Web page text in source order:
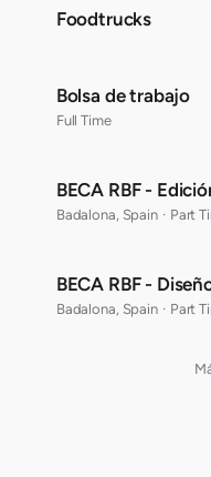
Foodtrucks
Bolsa de trabajo
Full Time
BECA RBF -
Badalona, Spain · Part
BECA RBF -
Badalona, Spain · Part